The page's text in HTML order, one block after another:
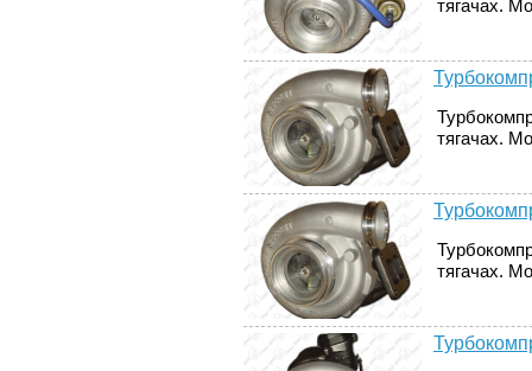
тягачах.
тягачах.
тягачах.